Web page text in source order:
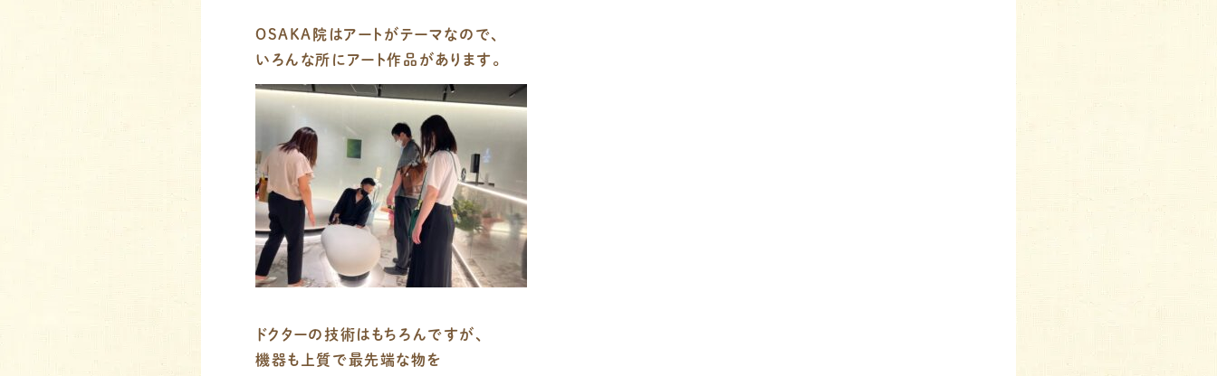
OSAKA院はアートがテーマなので、
いろんな所にアート作品があります。
ドクターの技術はもちろんですが、
機器も上質で最先端な物を